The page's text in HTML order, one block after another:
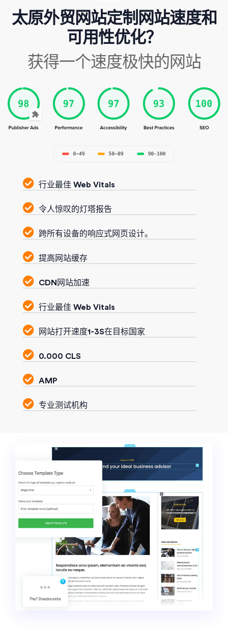
太原外贸网站定制网站速度和
可用性优化？
获得一个速度极快的网站
行业最佳 Web Vitals
令人惊叹的灯塔报告
跨所有设备的响应式网页设计。
提高网站缓存
CDN网站加速
行业最佳 Web Vitals
网站打开速度1-3S在目标国家
0.000 CLS
AMP
专业测试机构